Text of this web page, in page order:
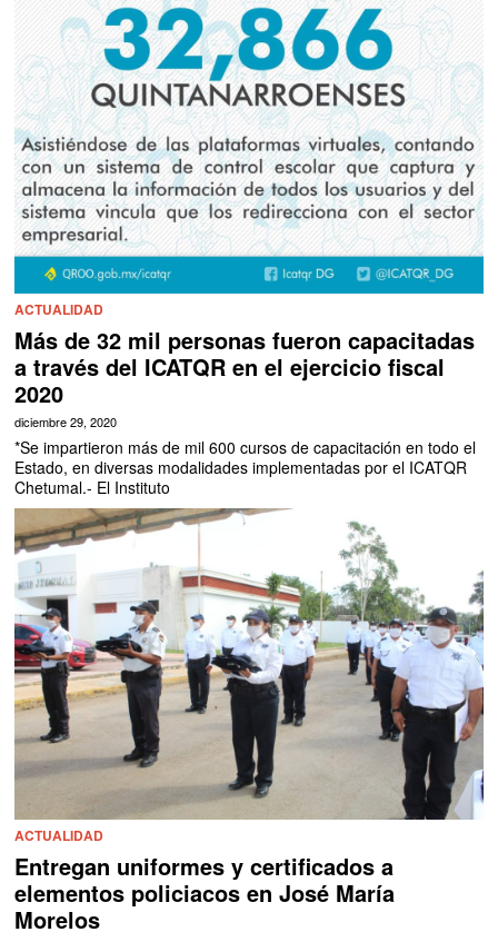
ACTUALIDAD
Más de 32 mil personas fueron capacitadas
a través del ICATQR en el ejercicio fiscal
2020
diciembre 29, 2020
*Se impartieron más de mil 600 cursos de capacitación en todo el
Estado, en diversas modalidades implementadas por el ICATQR
Chetumal.- El Instituto
ACTUALIDAD
Entregan uniformes y certificados a
elementos policiacos en José María
Morelos